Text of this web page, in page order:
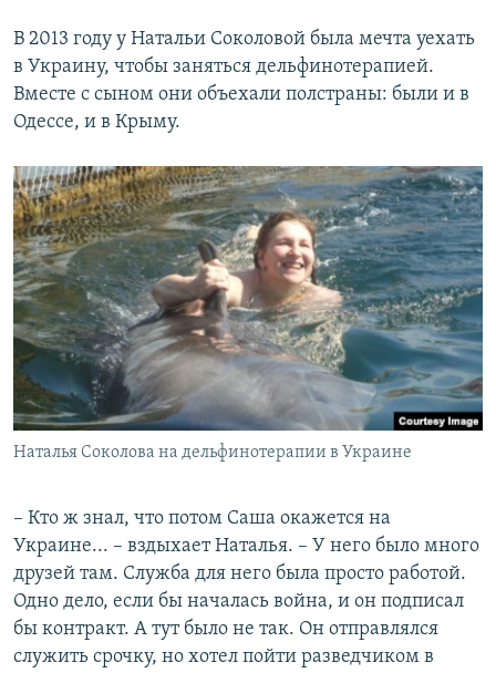
В 2013 году у Натальи Соколовой была мечта уехать
в Украину, чтобы заняться дельфинотерапией.
Вместе с сыном они объехали полстраны: были и в
Одессе, и в Крыму.
Наталья Соколова на дельфинотерапии в Украине
– Кто ж знал, что потом Саша окажется на
Украине... – вздыхает Наталья. – У него было много
друзей там. Служба для него была просто работой.
Одно дело, если бы началась война, и он подписал
бы контракт. А тут было не так. Он отправлялся
служить срочку, но хотел пойти разведчиком в